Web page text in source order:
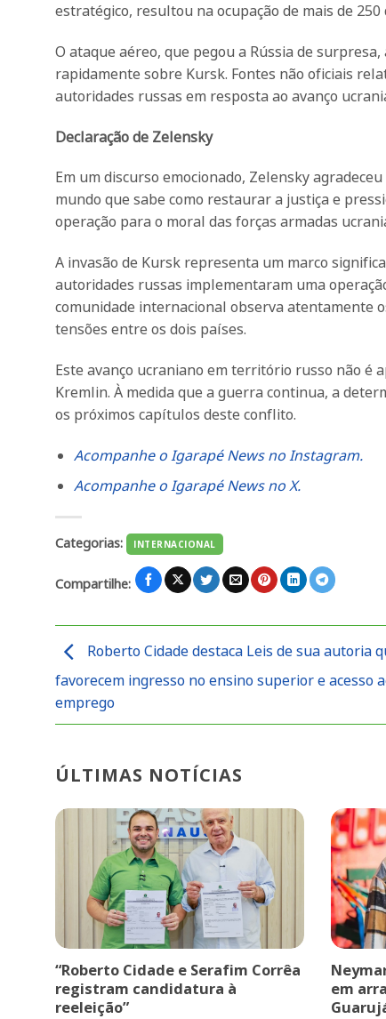
estratégico, resultou na ocupação de mais de
O ataque aéreo, que pegou a Rússia de
rapidamente sobre Kursk. Fontes não oficiais
autoridades russas em resposta ao avanço
Declaração de Zelensky
Em um discurso emocionado, Zelensky
mundo que sabe como restaurar a justiça e
operação para o moral das forças armadas
A invasão de Kursk representa um marco
autoridades russas implementaram uma
comunidade internacional observa atentamente
tensões entre os dois países.
Este avanço ucraniano em território russo não é
Kremlin. À medida que a guerra continua, a
os próximos capítulos deste conflito.
Acompanhe o Igarapé News no Instagram.
Acompanhe o Igarapé News no X.
Categorias: INTERNACIONAL
Compartilhe:
Roberto Cidade destaca Leis de sua autoria
favorecem ingresso no ensino superior e acesso
emprego
ÚLTIMAS NOTÍCIAS
“Roberto Cidade e Serafim Corrêa
registram candidatura à
reeleição”
em